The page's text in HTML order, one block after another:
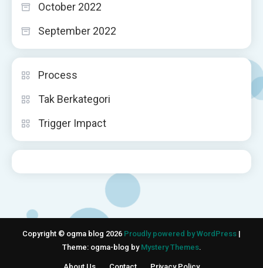
October 2022
September 2022
Process
Tak Berkategori
Trigger Impact
Copyright © ogma blog 2026 Proudly powered by WordPress |
Theme: ogma-blog by Mystery Themes.